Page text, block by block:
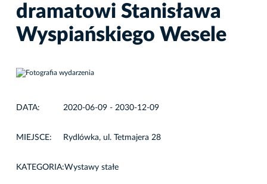
dramatowi Stanisława
Wyspiańskiego Wesele
DATA: 2020-06-09 - 2030-12-09
MIEJSCE: Rydlówka, ul. Tetmajera 28
KATEGORIA:Wystawy stałe